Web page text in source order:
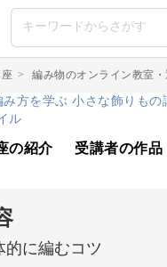
> 編み物のオンライン教室
の紹介 受講者の作品
的に編むコツ